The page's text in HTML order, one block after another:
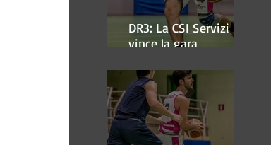
DR3: La CSI Servizi
vince la gara